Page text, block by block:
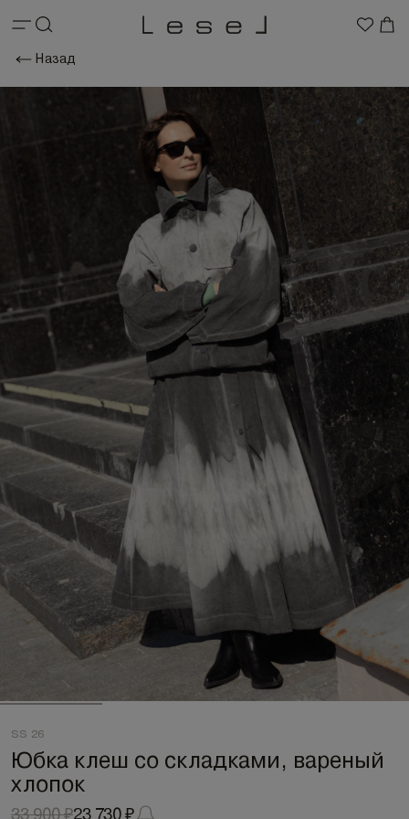
Назад
SS 26
Юбка клеш со складками, вареный
хлопок
33 900 ₽23 730 ₽